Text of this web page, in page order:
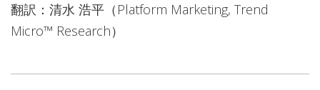
翻訳：清水 浩平（Platform Marketing, Trend
Micro™ Research）